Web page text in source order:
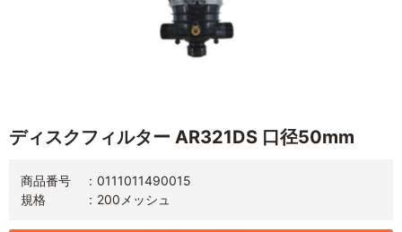
ディスクフィルター AR321DS 口径50mm
商品番号
0111011490015
規格
200メッシュ